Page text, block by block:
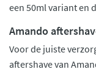
een 50ml variant en
Amando
Voor de juiste
aftershave van